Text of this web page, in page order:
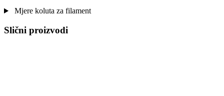
Mjere koluta za filament
Slični proizvodi